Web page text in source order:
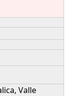
Valle